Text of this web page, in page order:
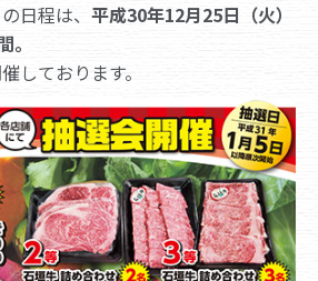
日程は、 平成30年12月25日（火）
しております。